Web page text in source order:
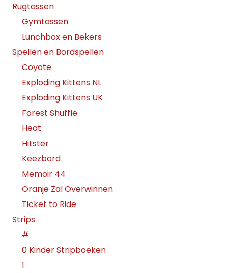
Rugtassen
Gymtassen
Lunchbox en Bekers
Spellen en Bordspellen
Coyote
Exploding Kittens NL
Exploding Kittens UK
Forest Shuffle
Heat
Hitster
Keezbord
Memoir 44
Oranje Zal Overwinnen
Ticket to Ride
Strips
#
0 Kinder Stripboeken
1